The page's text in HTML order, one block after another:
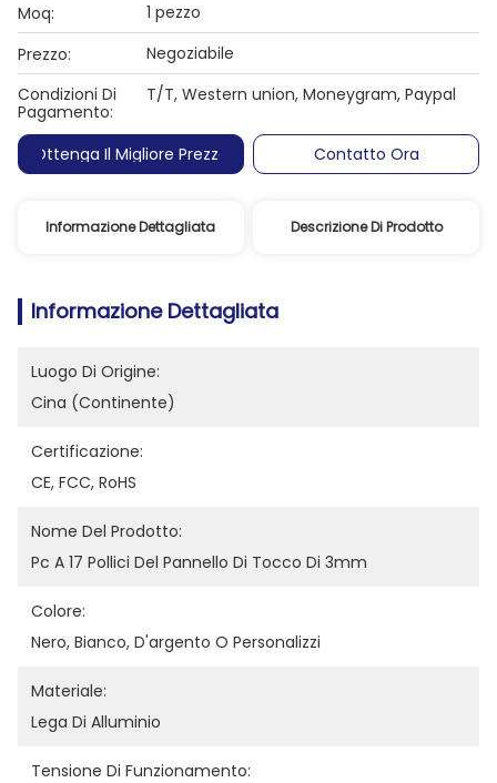
Moq:
1 pezzo
Prezzo:
Negoziabile
Condizioni Di
Pagamento:
T/T, Western union, Moneygram, Paypal
Ottenga Il Migliore Prezzo Contatto Ora
Informazione Dettagliata Descrizione Di Prodotto
Informazione Dettagliata
Luogo Di Origine:
Cina (continente)
Certificazione:
CE, FCC, RoHS
Nome Del Prodotto:
Pc A 17 Pollici Del Pannello Di Tocco Di 3mm
Colore:
Nero, Bianco, D'argento O Personalizzi
Materiale:
Lega Di Alluminio
Tensione Di Funzionamento: